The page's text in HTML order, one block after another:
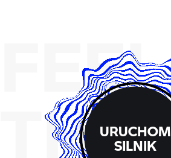
FEEL
THEURUCHOM
SILNIK